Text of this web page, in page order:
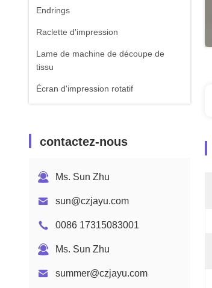
Endrings
Raclette d'impression
Lame de machine de découpe de
tissu
Écran d'impression rotatif
contactez-nous
Ms. Sun Zhu
sun@czjayu.com
0086 17315083001
Ms. Sun Zhu
summer@czjayu.com